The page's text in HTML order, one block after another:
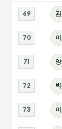
69 김
70 이
71 양
72 박
73 이